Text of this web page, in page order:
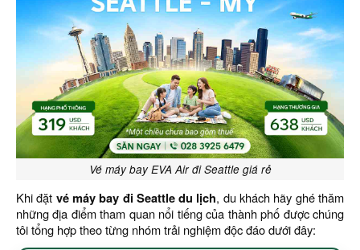
Vé máy bay EVA Air đi Seattle giá rẻ
Khi đặt vé máy bay đi Seattle du lịch, du khách hãy ghé thăm
những địa điểm tham quan nổi tiếng của thành phố được chúng
tôi tổng hợp theo từng nhóm trải nghiệm độc đáo dưới đây: